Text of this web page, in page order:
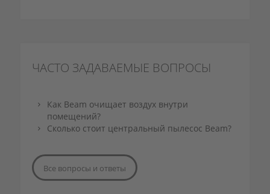
ЧАСТО ЗАДАВАЕМЫЕ ВОПРОСЫ
Как Beam очищает воздух внутри
помещений?
Сколько стоит центральный пылесос Beam?
Все вопросы и ответы